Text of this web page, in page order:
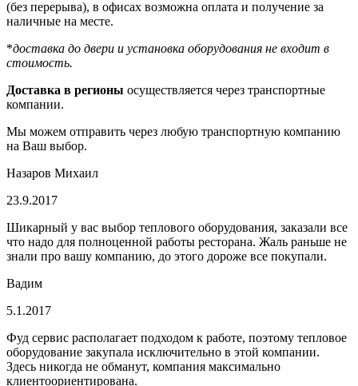
(без перерыва), в офисах возможна оплата и получение за
наличные на месте.
*доставка до двери и установка оборудования не входит в
стоимость.
Доставка в регионы осуществляется через транспортные
компании.
Мы можем отправить через любую транспортную компанию
на Ваш выбор.
Назаров Михаил
23.9.2017
Шикарный у вас выбор теплового оборудования, заказали все
что надо для полноценной работы ресторана. Жаль раньше не
знали про вашу компанию, до этого дороже все покупали.
Вадим
5.1.2017
Фуд сервис располагает подходом к работе, поэтому тепловое
оборудование закупала исключительно в этой компании.
Здесь никогда не обманут, компания максимально
клиентоориентирована.